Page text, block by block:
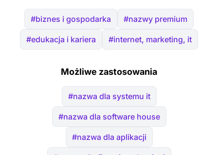
#biznes i gospodarka #nazwy premium
#edukacja i kariera #internet, marketing, it
Możliwe zastosowania
#nazwa dla systemu it
#nazwa dla software house
#nazwa dla aplikacji